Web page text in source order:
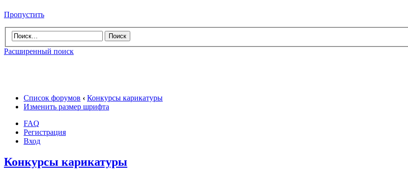
Пропустить
Расширенный поиск
Список форумов ‹ Конкурсы карикатуры
Изменить размер шрифта
FAQ
Регистрация
Вход
Конкурсы карикатуры